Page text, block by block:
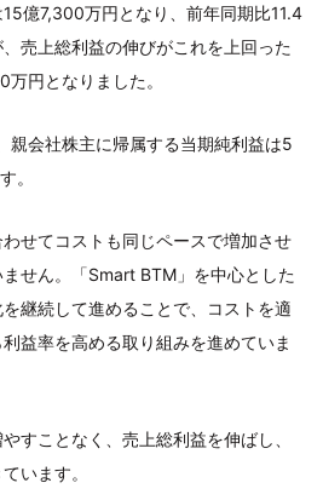
億7,300万円となり、前年同期比11.4
売上総利益の伸びがこれを上回った
円となりました。
会社株主に帰属する当期純利益は5
。
せてコストも同じペースで増加させ
せん。「Smart BTM」を中心とした
継続して進めることで、コストを適
益率を高める取り組みを進めていま
すことなく、売上総利益を伸ばし、
います。